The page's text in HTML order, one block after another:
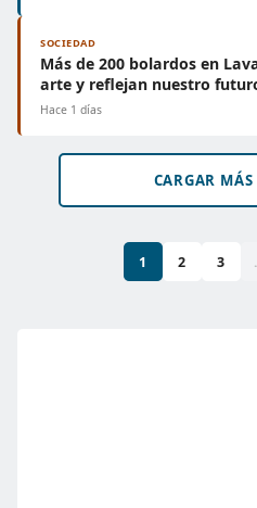
SOCIEDAD
Más de 200 bolardos en
arte y reflejan nuestro
Hace 1 días
CARGAR
1 2 3